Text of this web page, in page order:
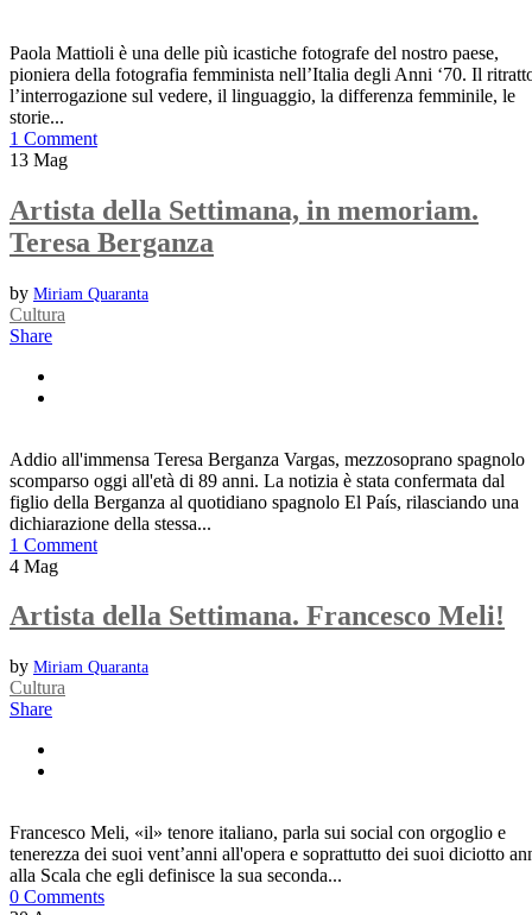
Paola Mattioli è una delle più icastiche fotografe del nostro paese,
pioniera della fotografia femminista nell’Italia degli Anni ‘70. Il
l’interrogazione sul vedere, il linguaggio, la differenza femminile, le
storie...
1 Comment
13 Mag
Artista della Settimana, in memoriam.
Teresa Berganza
by Miriam Quaranta
Cultura
Share
Addio all'immensa Teresa Berganza Vargas, mezzosoprano spagnolo
scomparso oggi all'età di 89 anni. La notizia è stata confermata dal
figlio della Berganza al quotidiano spagnolo El País, rilasciando una
dichiarazione della stessa...
1 Comment
4 Mag
Artista della Settimana. Francesco Meli!
by Miriam Quaranta
Cultura
Share
Francesco Meli, «il» tenore italiano, parla sui social con orgoglio e
tenerezza dei suoi vent’anni all'opera e soprattutto dei suoi diciotto
alla Scala che egli definisce la sua seconda...
0 Comments